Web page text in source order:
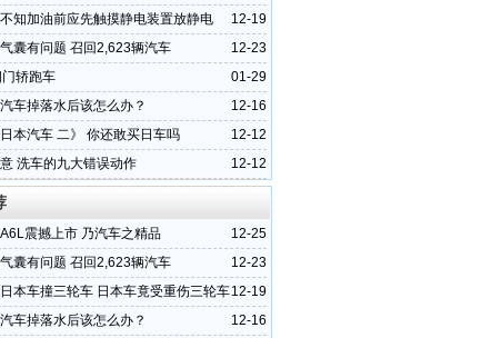
12-19
知加油前应先触摸静电装置放静电
12-23
囊有问题 召回2,623辆汽车
01-29
轿跑车
12-16
车掉落水后该怎么办？
12-12
日本汽车 二》 你还敢买日车吗
12-12
洗车的九大错误动作
12-25
震撼上市 乃汽车之精品
12-23
囊有问题 召回2,623辆汽车
12-19
本车撞三轮车 日本车竟受重伤三轮车
12-16
车掉落水后该怎么办？